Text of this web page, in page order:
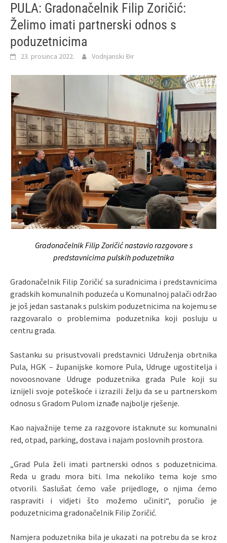
PULA: Gradonačelnik Filip Zoričić:
Želimo imati partnerski odnos s
poduzetnicima
23. prosinca 2022. Vodnjanski Đir
Gradonačelnik Filip Zoričić nastavio razgovore s
predstavnicima pulskih poduzetnika
Gradonačelnik Filip Zoričić sa suradnicima i predstavnicima
gradskih komunalnih poduzeća u Komunalnoj palači održao
je još jedan sastanak s pulskim poduzetnicima na kojemu se
razgovaralo o problemima poduzetnika koji posluju u
centru grada.
Sastanku su prisustvovali predstavnici Udruženja obrtnika
Pula, HGK – županijske komore Pula, Udruge ugostitelja i
novoosnovane Udruge poduzetnika grada Pule koji su
iznijeli svoje poteškoće i izrazili želju da se u partnerskom
odnosu s Gradom Pulom iznađe najbolje rješenje.
Kao najvažnije teme za razgovore istaknute su: komunalni
red, otpad, parking, dostava i najam poslovnih prostora.
„Grad Pula želi imati partnerski odnos s poduzetnicima.
Reda u gradu mora biti. Ima nekoliko tema koje smo
otvorili. Saslušat ćemo vaše prijedloge, o njima ćemo
raspraviti i vidjeti što možemo učiniti“, poručio je
poduzetnicima gradonačelnik Filip Zoričić.
Namjera poduzetnika bila je ukazati na potrebu da se kroz